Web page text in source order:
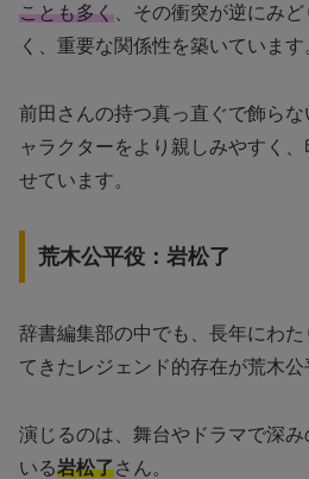
ことも多く 、その衝突が逆にみ
く、重要な関係性を築いています
前田さんの持つ真っ直ぐで飾ら
ャラクターをより親しみやすく
せています。
荒木公平役：岩松了
辞書編集部の中でも、長年にわた
てきたレジェンド的存在が荒木公
演じるのは、舞台やドラマで深
いる岩松了さん。